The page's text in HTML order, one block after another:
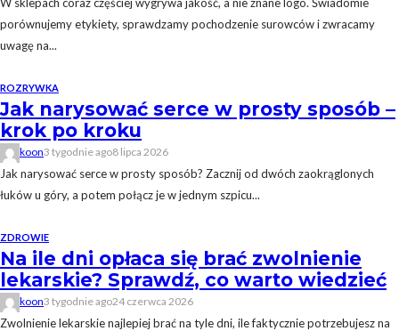
porównujemy etykiety, sprawdzamy pochodzenie surowców i zwracamy
uwagę na...
ROZRYWKA
Jak narysować serce w prosty sposób –
krok po kroku
koon3 tygodnie ago8 lipca 2026
Jak narysować serce w prosty sposób? Zacznij od dwóch zaokrąglonych
łuków u góry, a potem połącz je w jednym szpicu...
ZDROWIE
Na ile dni opłaca się brać zwolnienie
lekarskie? Sprawdź, co warto wiedzieć
koon3 tygodnie ago24 czerwca 2026
Zwolnienie lekarskie najlepiej brać na tyle dni, ile faktycznie potrzebujesz na